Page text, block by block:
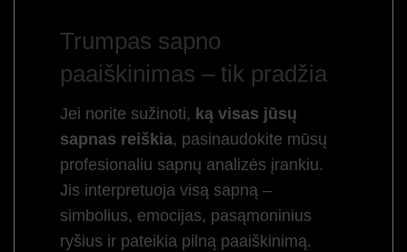
Trumpas sapno
paaiškinimas – tik pradžia
Jei norite sužinoti, ką visas jūsų
sapnas reiškia, pasinaudokite mūsų
profesionaliu sapnų analizės įrankiu.
Jis interpretuoja visą sapną –
simbolius, emocijas, pasąmoninius
ryšius ir pateikia pilną paaiškinimą.